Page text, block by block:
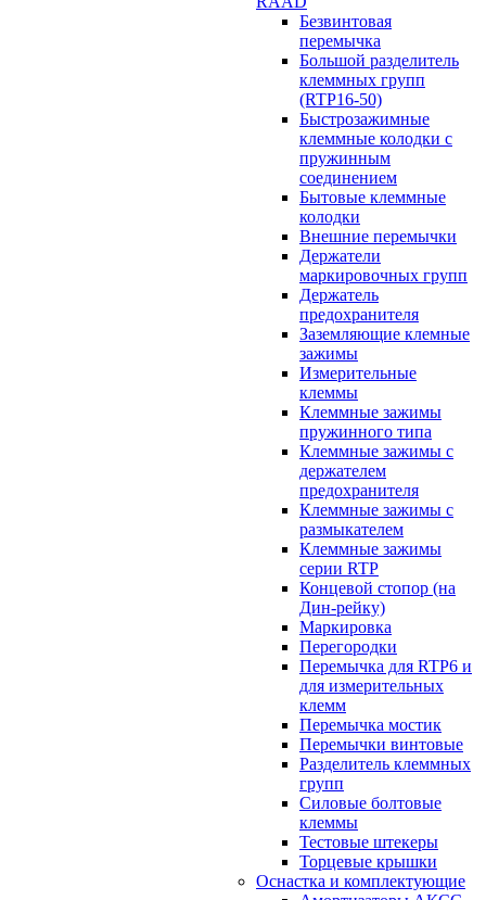
Безвинтовая
перемычка
Большой разделитель
клеммных групп
(RTP16-50)
Быстрозажимные
клеммные колодки с
пружинным
соединением
Бытовые клеммные
колодки
Внешние перемычки
Держатели
маркировочных групп
Держатель
предохранителя
Заземляющие клемные
зажимы
Измерительные
клеммы
Клеммные зажимы
пружинного типа
Клеммные зажимы с
держателем
предохранителя
Клеммные зажимы с
размыкателем
Клеммные зажимы
серии RTP
Концевой стопор (на
Дин-рейку)
Маркировка
Перегородки
Перемычка для RTP6 и
для измерительных
клемм
Перемычка мостик
Перемычки винтовые
Разделитель клеммных
групп
Силовые болтовые
клеммы
Тестовые штекеры
Торцевые крышки
Оснастка и комплектующие